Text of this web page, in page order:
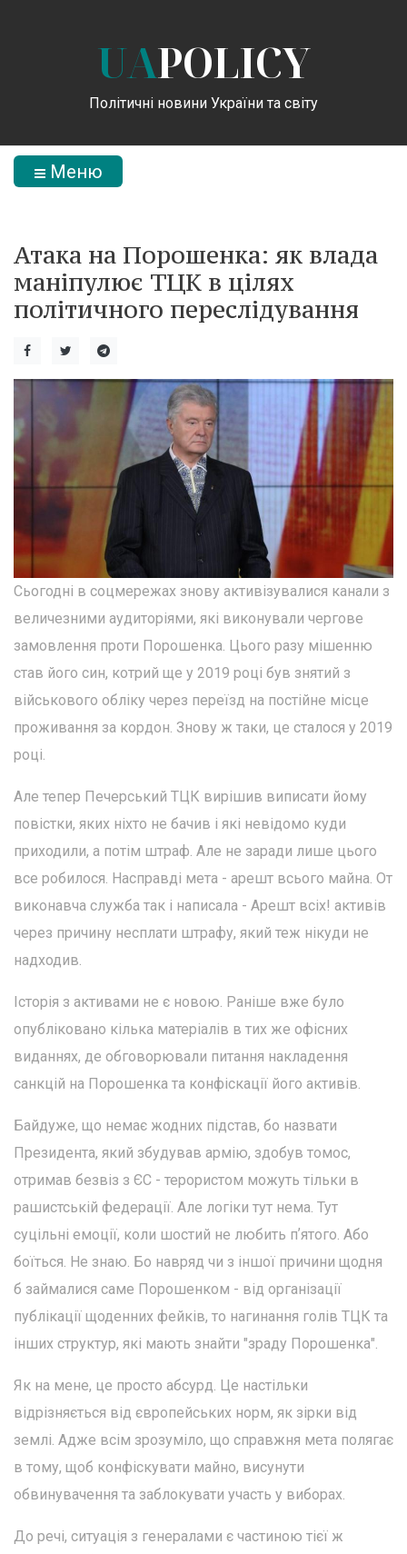
UAPOLICY
Політичні новини України та світу
Меню
Атака на Порошенка: як влада
маніпулює ТЦК в цілях
політичного переслідування
Сьогодні в соцмережах знову активізувалися канали з
величезними аудиторіями, які виконували чергове
замовлення проти Порошенка. Цього разу мішенню
став його син, котрий ще у 2019 році був знятий з
військового обліку через переїзд на постійне місце
проживання за кордон. Знову ж таки, це сталося у 2019
році.
Але тепер Печерський ТЦК вирішив виписати йому
повістки, яких ніхто не бачив і які невідомо куди
приходили, а потім штраф. Але не заради лише цього
все робилося. Насправді мета - арешт всього майна. От
виконавча служба так і написала - Арешт всіх! активів
через причину несплати штрафу, який теж нікуди не
надходив.
Історія з активами не є новою. Раніше вже було
опубліковано кілька матеріалів в тих же офісних
виданнях, де обговорювали питання накладення
санкцій на Порошенка та конфіскації його активів.
Байдуже, що немає жодних підстав, бо назвати
Президента, який збудував армію, здобув томос,
отримав безвіз з ЄС - терористом можуть тільки в
рашистській федерації. Але логіки тут нема. Тут
суцільні емоції, коли шостий не любить пʼятого. Або
боїться. Не знаю. Бо навряд чи з іншої причини щодня
б займалися саме Порошенком - від організації
публікації щоденних фейків, то нагинання голів ТЦК та
інших структур, які мають знайти "зраду Порошенка".
Як на мене, це просто абсурд. Це настільки
відрізняється від європейських норм, як зірки від
землі. Адже всім зрозуміло, що справжня мета полягає
в тому, щоб конфіскувати майно, висунути
обвинувачення та заблокувати участь у виборах.
До речі, ситуація з генералами є частиною тієї ж